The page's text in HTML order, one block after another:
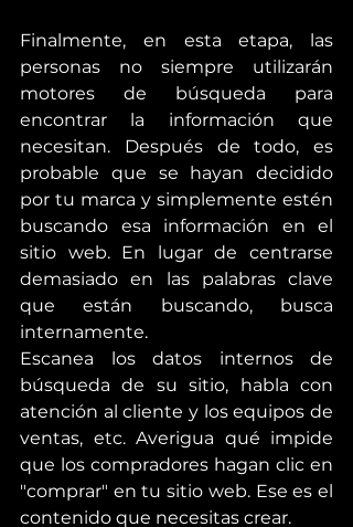
Finalmente, en esta etapa, las
personas no siempre utilizarán
motores de búsqueda para
encontrar la información que
necesitan. Después de todo, es
probable que se hayan decidido
por tu marca y simplemente estén
buscando esa información en el
sitio web. En lugar de centrarse
demasiado en las palabras clave
que están buscando, busca
internamente.
Escanea los datos internos de
búsqueda de su sitio, habla con
atención al cliente y los equipos de
ventas, etc. Averigua qué impide
que los compradores hagan clic en
"comprar" en tu sitio web. Ese es el
contenido que necesitas crear.